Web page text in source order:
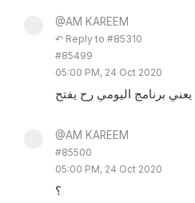
@AM KAREEM
↶ Reply to #85310
#85499
05:00 PM, 24 Oct 2020
يعني برنامج اليومي رح يفتح
@AM KAREEM
#85500
05:00 PM, 24 Oct 2020
؟